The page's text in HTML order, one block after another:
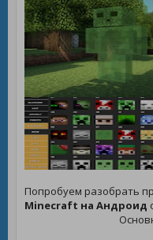
Попробуем разобрать
Minecraft на Андроид